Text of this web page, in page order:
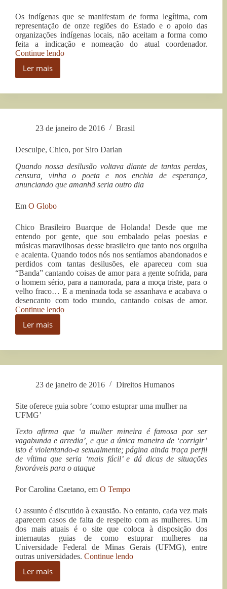
Os indígenas que se manifestam de forma legítima, com
representação de onze regiões do Estado e o apoio das
organizações indígenas locais, não aceitam a forma como
feita a indicação e nomeação do atual coordenador.
Continue lendo“Juiz
consulta
comunidades
a
nomeação
do
cargo
de
Leste/RR”
Ler mais
Juiz
realização
de
consulta
comunidades
indígenas
para
a
do
de
coordenador
do
DSEI-
Leste/RR
23 de janeiro de 2016 Brasil
Desculpe, Chico, por Siro Darlan
Quando nossa desilusão voltava diante de tantas perdas,
censura, vinha o poeta e nos enchia de esperança,
anunciando que amanhã seria outro dia
Em O Globo
Chico Brasileiro Buarque de Holanda! Desde que me
entendo por gente, que sou embalado pelas poesias e
músicas maravilhosas desse brasileiro que tanto nos orgulha
e acalenta. Quando todos nós nos sentíamos abandonados e
perdidos com tantas desilusões, ele apareceu com sua
“Banda” cantando coisas de amor para a gente sofrida, para
o homem sério, para a namorada, para a moça triste, para o
velho fraco… E a meninada toda se assanhava e acabava o
desencanto com todo mundo, cantando coisas de amor.
Continue lendo“Desculpe,
Ler mais
Desculpe,
por
23 de janeiro de 2016 Direitos Humanos
Site oferece guia sobre ‘como estuprar uma mulher na
UFMG’
Texto afirma que ‘a mulher mineira é famosa por ser
vagabunda e arredia’, e que a única maneira de ‘corrigir’
isto é violentando-a sexualmente; página ainda traça perfil
de vítima que seria ‘mais fácil’ e dá dicas de situações
favoráveis para o ataque
Por Carolina Caetano, em O Tempo
O assunto é discutido à exaustão. No entanto, cada vez mais
aparecem casos de falta de respeito com as mulheres. Um
dos mais atuais é o site que coloca à disposição dos
internautas guias de como estuprar mulheres na
Universidade Federal de Minas Gerais (UFMG), entre
outras universidades. Continue lendo“Site
Ler mais
Site